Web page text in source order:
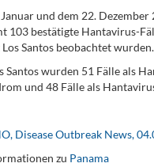
und dem 22.
103 bestätigte Hantavirus-
Santos beobachtet wurden.
Santos wurden 51 Fälle als
und 48 Fälle als
Disease Outbreak News,
zu Panama